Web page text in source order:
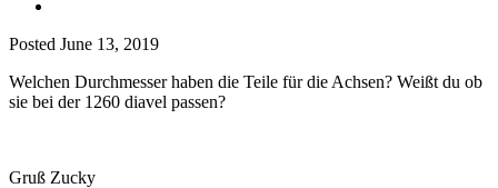
Posted June 13, 2019
Welchen Durchmesser haben die Teile für die Achsen? Weißt du ob
sie bei der 1260 diavel passen?
Gruß Zucky